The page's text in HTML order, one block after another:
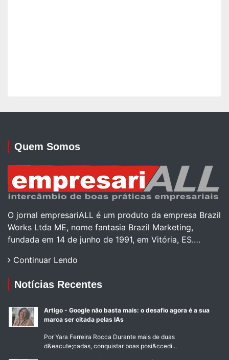
Quem Somos
O jornal empresariALL é um produto da empresa Brazil
Works Ltda ME, nome fantasia Brazil Marketing,
fundada em 14 de junho de 1991, em Vitória, ES.…
Continuar Lendo
Notícias Recentes
Artigo - Google não basta mais: o desafio agora é a sua
marca ser citada pelas IAs
Por Yara Ferreira Rocca Durante mais de duas
d&eacute;cadas, conquistar boas posi&ccedi...